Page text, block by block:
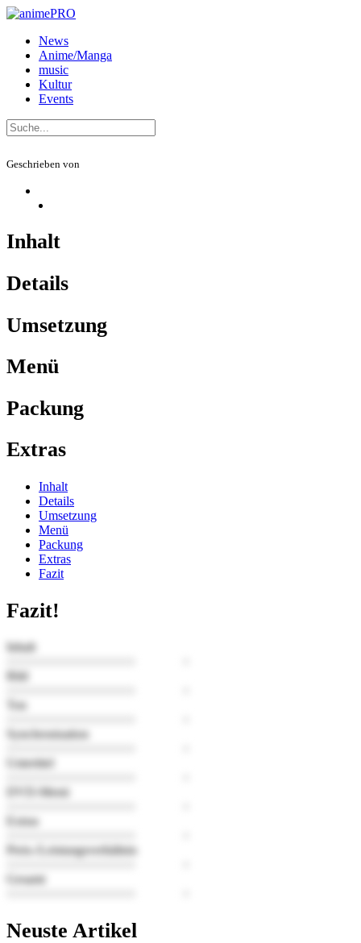
News
Anime/Manga
music
Kultur
Events
Geschrieben von
Inhalt
Details
Umsetzung
Menü
Packung
Extras
Inhalt
Details
Umsetzung
Menü
Packung
Extras
Fazit
Fazit!
Inhalt
Bild
Ton
Synchronisation
Untertitel
DVD-Menü
Extras
Preis-/Leistungsverhältnis
Gesamt
Neuste Artikel